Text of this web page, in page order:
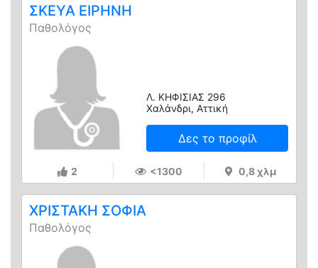
ΣΚΕΥΑ ΕΙΡΗΝΗ
Παθολόγος
Λ. ΚΗΦΙΣΙΑΣ 296
Χαλάνδρι, Αττική
Δες το προφίλ
2 <1300 0,8 χλμ
ΧΡΙΣΤΑΚΗ ΣΟΦΙΑ
Παθολόγος